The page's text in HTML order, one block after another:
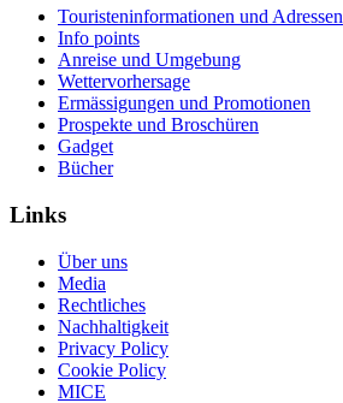
Touristeninformationen und Adressen
Info points
Anreise und Umgebung
Wettervorhersage
Ermässigungen und Promotionen
Prospekte und Broschüren
Gadget
Bücher
Links
Über uns
Media
Rechtliches
Nachhaltigkeit
Privacy Policy
Cookie Policy
MICE